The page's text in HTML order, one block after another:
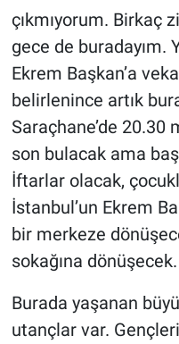
çıkmıyorum. Birkaç
gece de buradayım.
Ekrem Başkan’a
belirlenince artık
Saraçhane’de
son bulacak ama
İftarlar olacak,
İstanbul’un Ekrem
bir merkeze
sokağına dönüşecek.
Burada yaşanan
utançlar var.